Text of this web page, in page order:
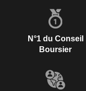
N°1 du Conseil
Boursier